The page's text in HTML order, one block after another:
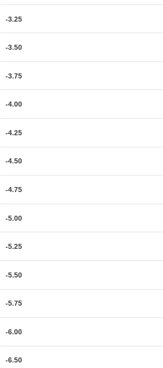
-3.25
-3.50
-3.75
-4.00
-4.25
-4.50
-4.75
-5.00
-5.25
-5.50
-5.75
-6.00
-6.50